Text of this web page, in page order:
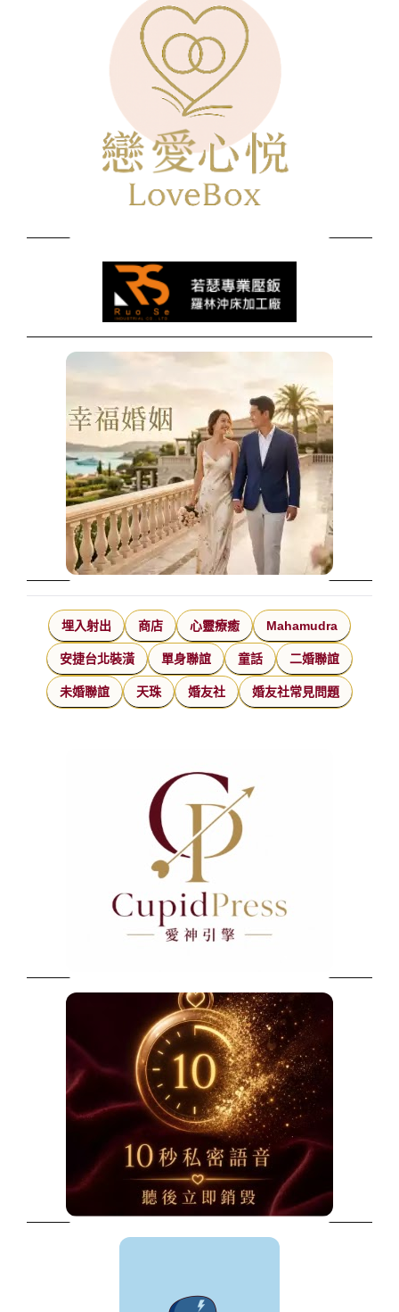
埋入射出 商店 心靈療癒 Mahamudra
安捷台北裝潢 單身聯誼 童話 二婚聯誼
未婚聯誼 天珠 婚友社 婚友社常見問題